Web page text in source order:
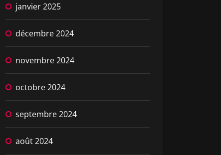
janvier 2025
décembre 2024
novembre 2024
octobre 2024
septembre 2024
août 2024